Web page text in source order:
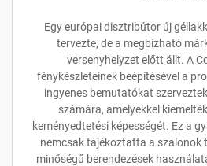
Egy európai disztribútor új
tervezte, de a megbízható
versenyhelyzet előtt állt. A
fénykészleteinek beépítésével a
ingyenes bemutatókat
számára, amelyekkel
keményedtetési képességét. Ez a
nemcsak tájékoztatta a szalonok
minőségű berendezések